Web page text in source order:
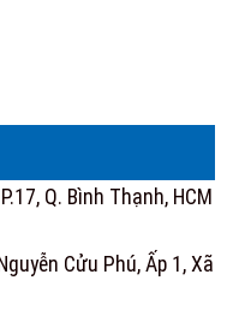
Q. Bình Thạnh, HCM
Cửu Phú, Ấp 1, Xã